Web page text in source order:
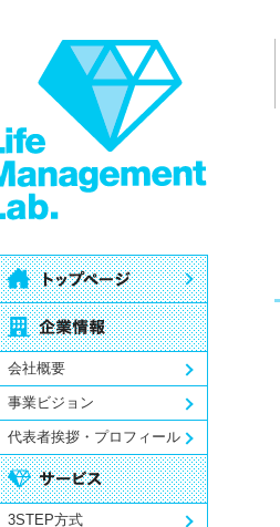
会社概要
事業ビジョン
代表者挨拶・プロフィール
3STEP方式